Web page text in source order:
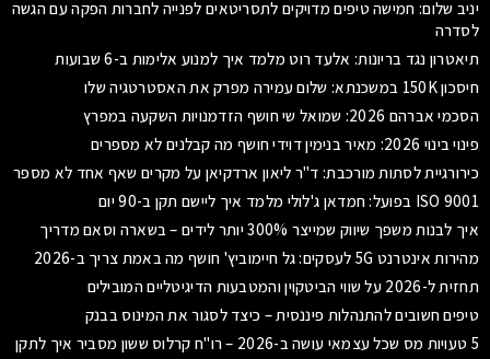
יניב שלום: חמישה טיפים מדויקים לתסריטאים לפנייה לחברות הפקה עם הגשה
לסדרה
תיאטרון נגד בריונות: אלעד רוט מלמד איך למנוע אלימות ב-6 שבועות
חיסכון 150K במשכנתא: שלום עמירה מפרק את האסטרטגיה שלו
הסכמי אברהם 2026: שמואל שי חושף הזדמנויות השקעה במפרץ
פינוי בינוי 2026: מאיר בנימין דוידי חושף מה קבלנים לא מספרים
כירורגיית לסתות מורכבת: ד"ר ליאון ארדקיאן על מקרים שאף אחד לא מספר
ISO 9001 בפועל: חמדאן ג'לולי מלמד איך ליישם תקן ב-90 יום
איך לבנות משפך שיווק שמייצר 300% יותר לידים – בשארה וסאם מדריך
מהירות אינטרנט 5G לעסקים: גל חיימוביץ' חושף מה באמת צריך ב-2026
תחזית ל-2026 על שווי הביטקוין והמטבעות הדיגיטליים המובילים
טיפים חשובים להתנהלות פיננסית – כיצד לסגור את המינוס בבנק
5 טעויות מס שכל עצמאי עושה ב-2026 – רו"ח קרלוס ששון מסביר איך לתקן